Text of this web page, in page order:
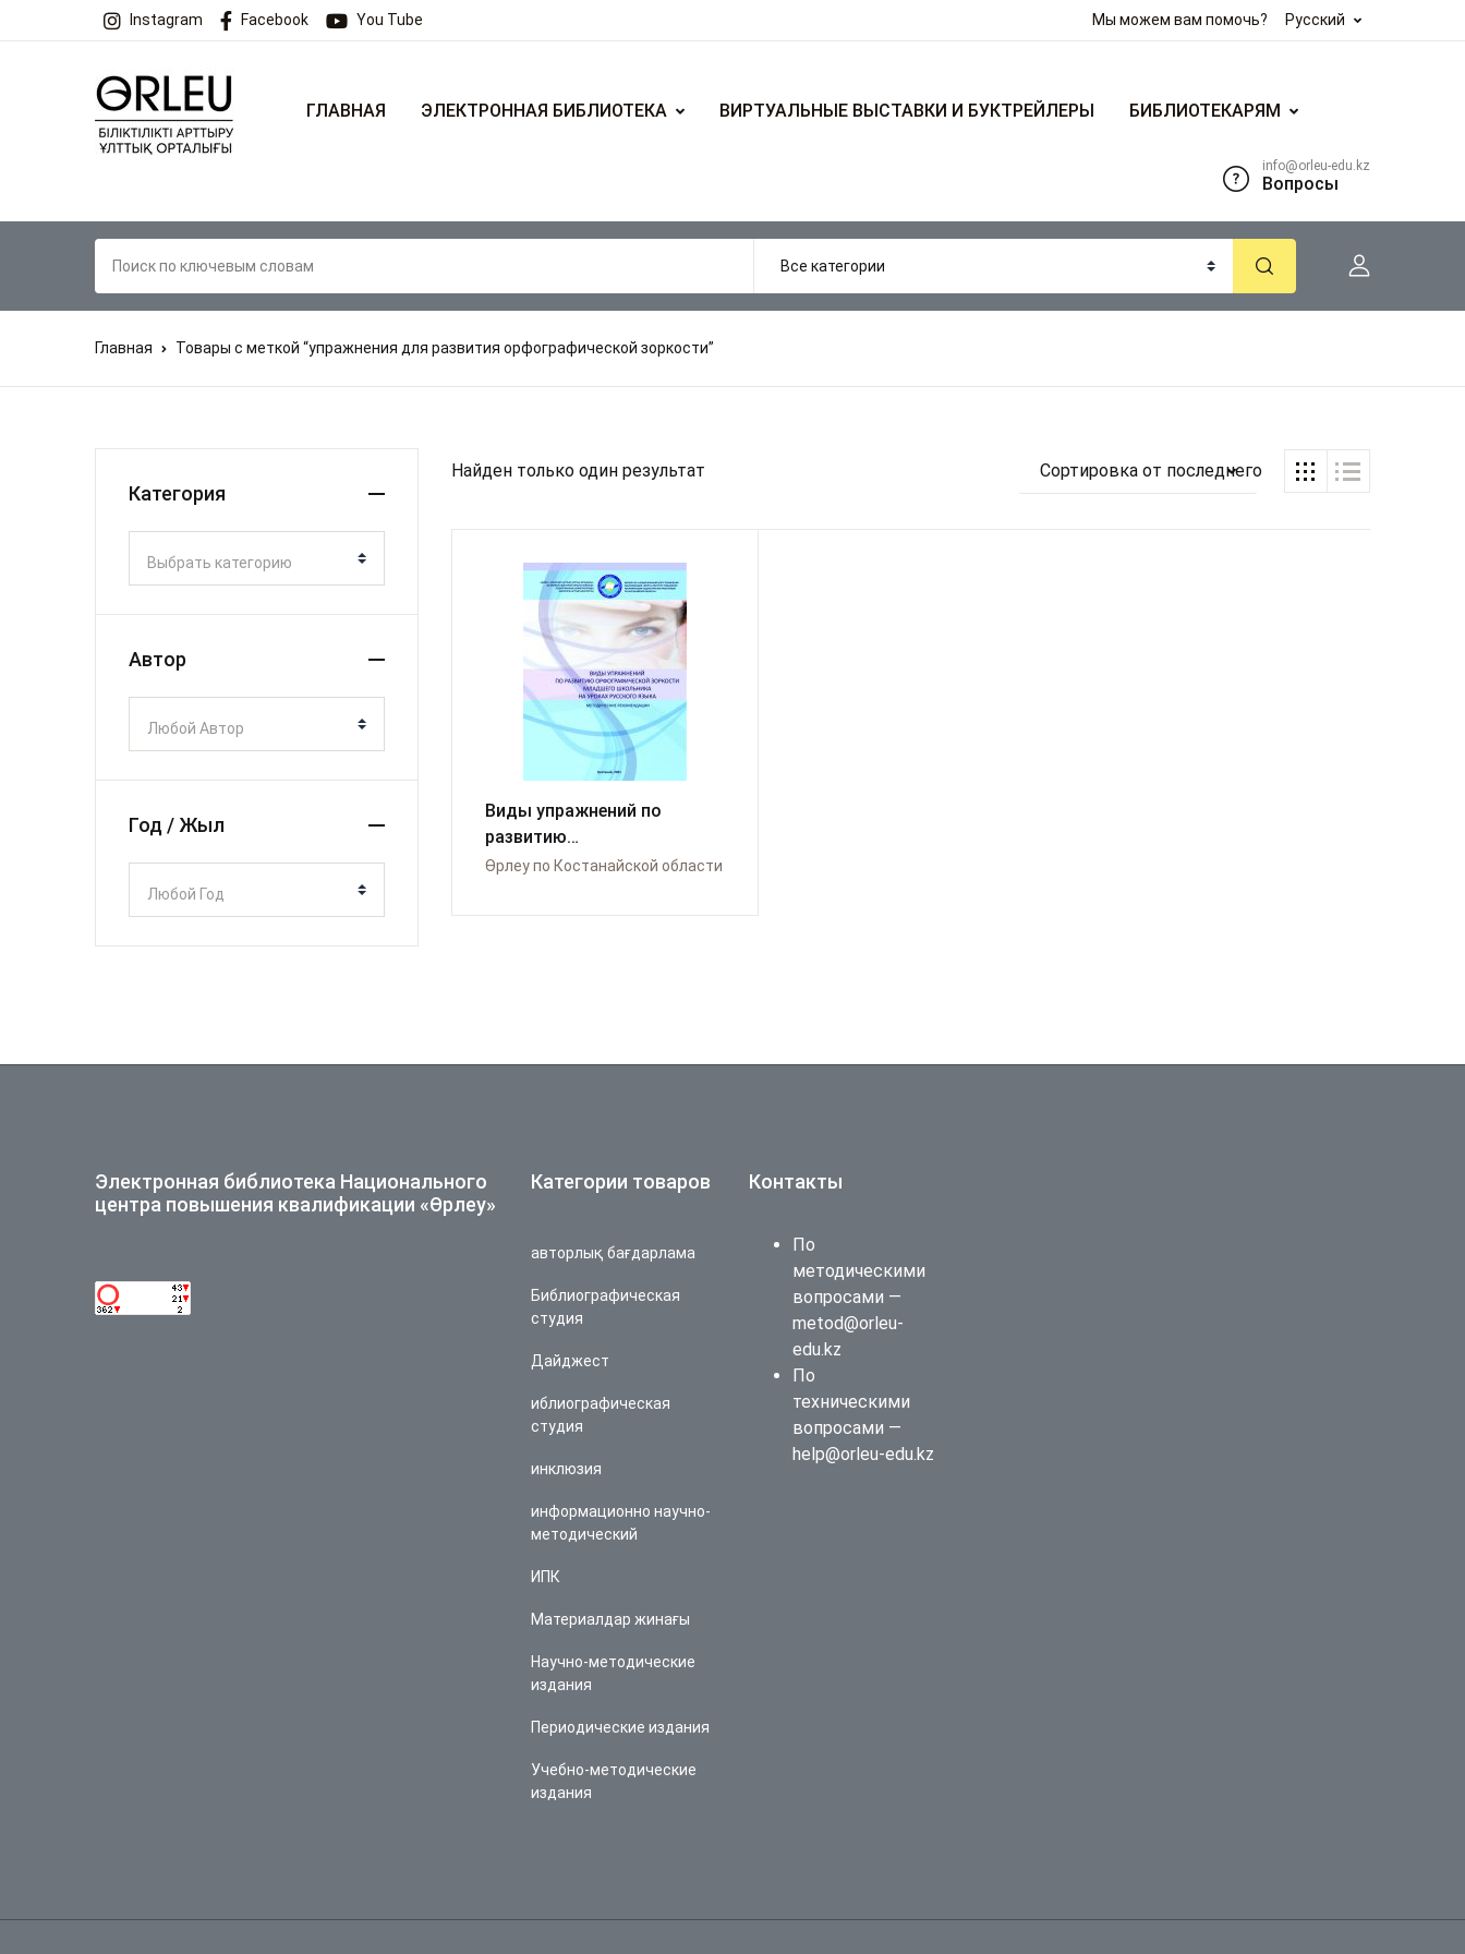
Instagram Facebook You Tube Мы можем вам помочь? Русский
ГЛАВНАЯ ЭЛЕКТРОННАЯ БИБЛИОТЕКА ВИРТУАЛЬНЫЕ ВЫСТАВКИ И БУКТРЕЙЛЕРЫ БИБЛИОТЕКАРЯМ
info@orleu-edu.kz
Вопросы
Главная Товары с меткой “упражнения для развития орфографической зоркости”
Найден только один результат Сортировка от последнего
Виды упражнений по
развитию
орфографической зоркости
уроках русского языка
Өрлеу по Костанайской области
Категория
Выбрать категорию
Автор
Любой Автор
Год / Жыл
Любой Год
Электронная библиотека Национального
центра повышения квалификации «Өрлеу»
Категории товаров
авторлық бағдарлама
Библиографическая
студия
Дайджест
иблиографическая
студия
инклюзия
информационно научно-
методический
ИПК
Материалдар жинағы
Научно-методические
издания
Периодические издания
Учебно-методические
издания
Контакты
По
методическими
вопросами —
metod@orleu-
edu.kz
По
техническими
вопросами —
help@orleu-edu.kz